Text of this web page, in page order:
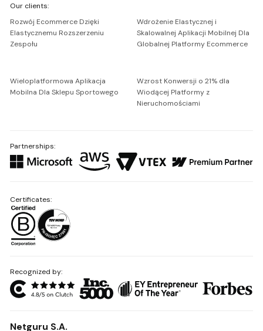
Netguru
Our clients:
Rozwój Ecommerce Dzięki
Elastycznemu Rozszerzeniu
Zespołu
Wdrożenie Elastycznej i
Skalowalnej Aplikacji Mobilnej Dla
Globalnej Platformy Ecommerce
Wieloplatformowa Aplikacja
Mobilna Dla Sklepu Sportowego
Wzrost Konwersji o 21% dla
Wiodącej Platformy z
Nieruchomościami
Partnerships:
Recognized by:
Netguru S.A.
Certificates: